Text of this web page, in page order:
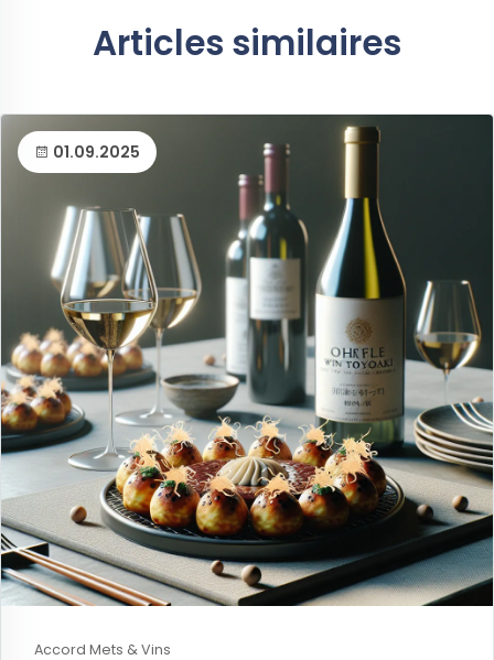
Articles similaires
01.09.2025
Accord Mets & Vins